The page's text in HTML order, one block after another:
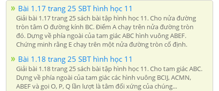
Bài 1.17 trang 25 SBT hình học 11
Giải bài 1.17 trang 25 sách bài tập hình học 11. Cho nửa đường
tròn tâm O đường kính BC. Điểm A chạy trên nửa đường tròn
đó. Dựng về phía ngoài của tam giác ABC hình vuông ABEF.
Chứng minh rằng E chạy trên một nửa đường tròn cố định.
Bài 1.18 trang 25 SBT hình học 11
Giải bài 1.18 trang 25 sách bài tập hình học 11. Cho tam giác ABC.
Dựng về phía ngoài của tam giác các hình vuông BCIJ, ACMN,
ABEF và gọi O, P, Q lần lượt là tâm đối xứng của chúng...